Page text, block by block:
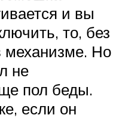
и вы
то, без
механизме. Но
не
пол беды.
если он